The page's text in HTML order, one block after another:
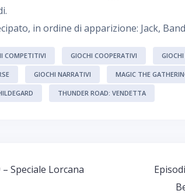
in ordine di apparizione: Jack,
COMPETITIVI GIOCHI COOPERATIVI
GIOCHI NARRATIVI MAGIC THE
THUNDER ROAD: VENDETTA
Speciale Lorcana